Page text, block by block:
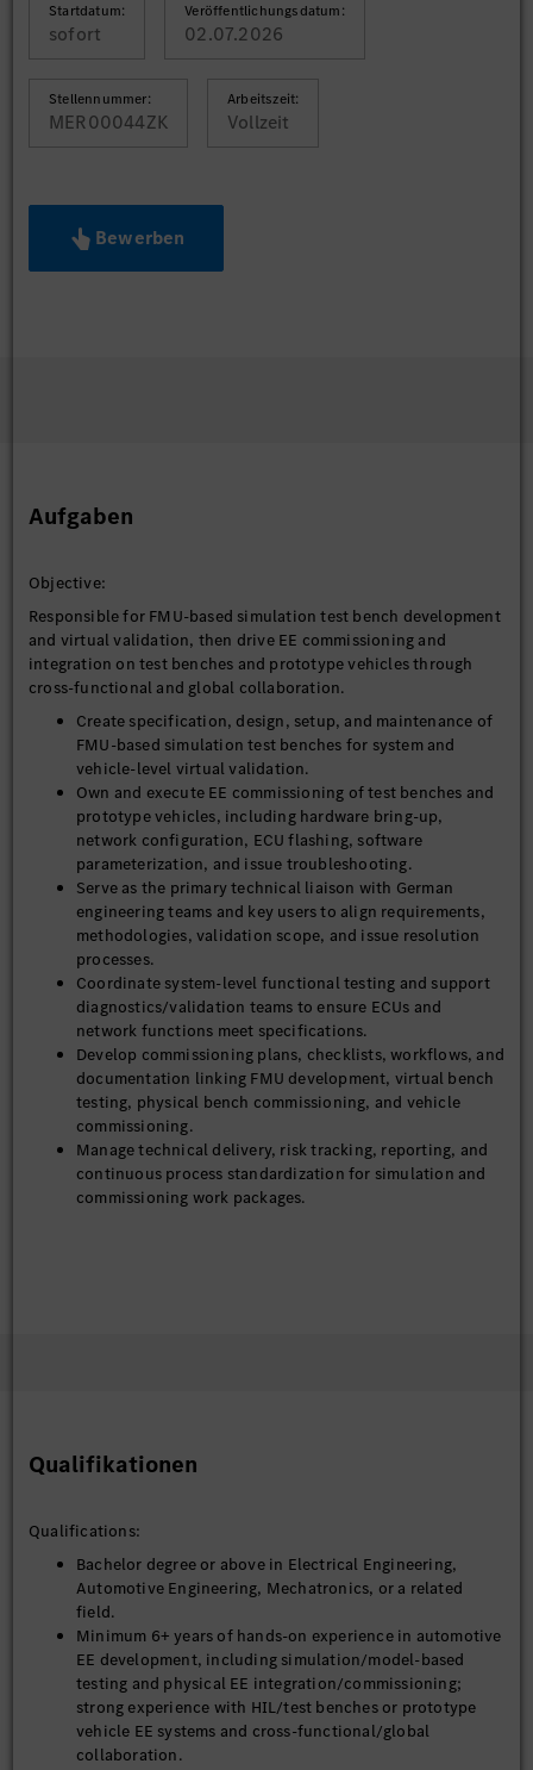
Startdatum:
sofort
Veröffentlichungsdatum:
02.07.2026
Stellennummer:
MER00044ZK
Arbeitszeit:
Vollzeit
Bewerben
Aufgaben
Objective:
Responsible for FMU-based simulation test bench development
and virtual validation, then drive EE commissioning and
integration on test benches and prototype vehicles through
cross-functional and global collaboration.
Create specification, design, setup, and maintenance of
FMU-based simulation test benches for system and
vehicle-level virtual validation.
Own and execute EE commissioning of test benches and
prototype vehicles, including hardware bring-up,
network configuration, ECU flashing, software
parameterization, and issue troubleshooting.
Serve as the primary technical liaison with German
engineering teams and key users to align requirements,
methodologies, validation scope, and issue resolution
processes.
Coordinate system-level functional testing and support
diagnostics/validation teams to ensure ECUs and
network functions meet specifications.
Develop commissioning plans, checklists, workflows, and
documentation linking FMU development, virtual bench
testing, physical bench commissioning, and vehicle
commissioning.
Manage technical delivery, risk tracking, reporting, and
continuous process standardization for simulation and
commissioning work packages.
Qualifikationen
Qualifications:
Bachelor degree or above in Electrical Engineering,
Automotive Engineering, Mechatronics, or a related
field.
Minimum 6+ years of hands-on experience in automotive
EE development, including simulation/model-based
testing and physical EE integration/commissioning;
strong experience with HIL/test benches or prototype
vehicle EE systems and cross-functional/global
collaboration.